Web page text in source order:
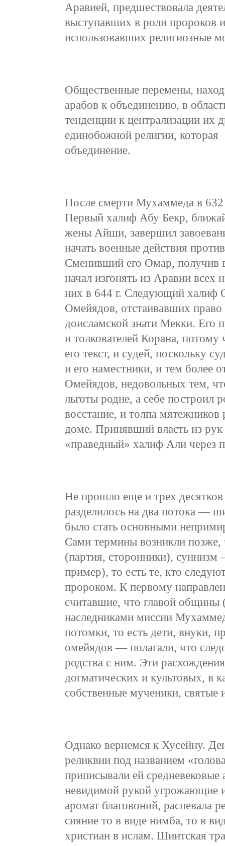
Аравией, предшествовала
выступавших в роли пророков
использовавших религиозные
Общественные перемены,
арабов к объединению, в
тенденции к централизации их
единобожной религии,
объединение.
После смерти Мухаммеда в
Первый халиф Абу Бекр,
жены Айши, завершил
начать военные действия
Сменивший его Омар, получив
начал изгонять из Аравии всех
них в 644 г. Следующий халиф
Омейядов, отстаивавших право
доисламской знати Мекки. Его
и толкователей Корана,
его текст, и судей, поскольку
и его наместники, и тем более
Омейядов, недовольных тем,
льготы родне, а себе
восстание, и толпа мятежников
доме. Принявший власть из
«праведный» халиф Али через
Не прошло еще и трех
разделилось на два потока —
было стать основными
Сами термины возникли
(партия, сторонники), суннизм
пример), то есть те, кто
пророком. К первому
считавшие, что главой общины
наследниками миссии
потомки, то есть дети, внуки,
омейядов — полагали, что
родства с ним. Эти
догматических и культовых, в
собственные мученики, святые
Однако вернемся к Хусейну.
реликвии под названием
приписывали ей средневековые
невидимой рукой угрожающие
аромат благовоний, распевала
сияние то в виде нимба, то в
христиан в ислам. Шиитская